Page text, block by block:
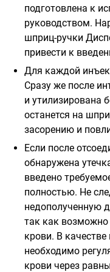
подготовлена к
руководством.
шприц-ручки
привести к
Для каждой
Сразу же после
и утилизирована
останется на
засорению и
Если после
обнаружена
введено
полностью. Не
недополученную
так как возможно
крови. В
необходимо
крови через